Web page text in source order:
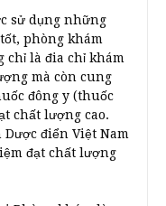
sử dụng những
phòng khám
chỉ là đia chỉ khám
mà còn cung
đông y (thuốc
chất lượng cao.
điển Việt Nam
đạt chất lượng